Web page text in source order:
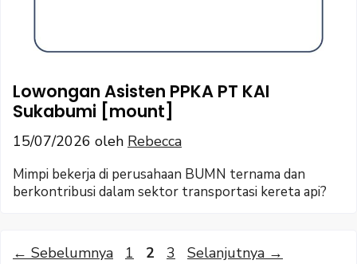
Lowongan Asisten PPKA PT KAI
Sukabumi [mount]
15/07/2026 oleh Rebecca
Mimpi bekerja di perusahaan BUMN ternama dan
berkontribusi dalam sektor transportasi kereta api?
← Sebelumnya Halaman
1 Halaman
2 Halaman
3 Selanjutnya →